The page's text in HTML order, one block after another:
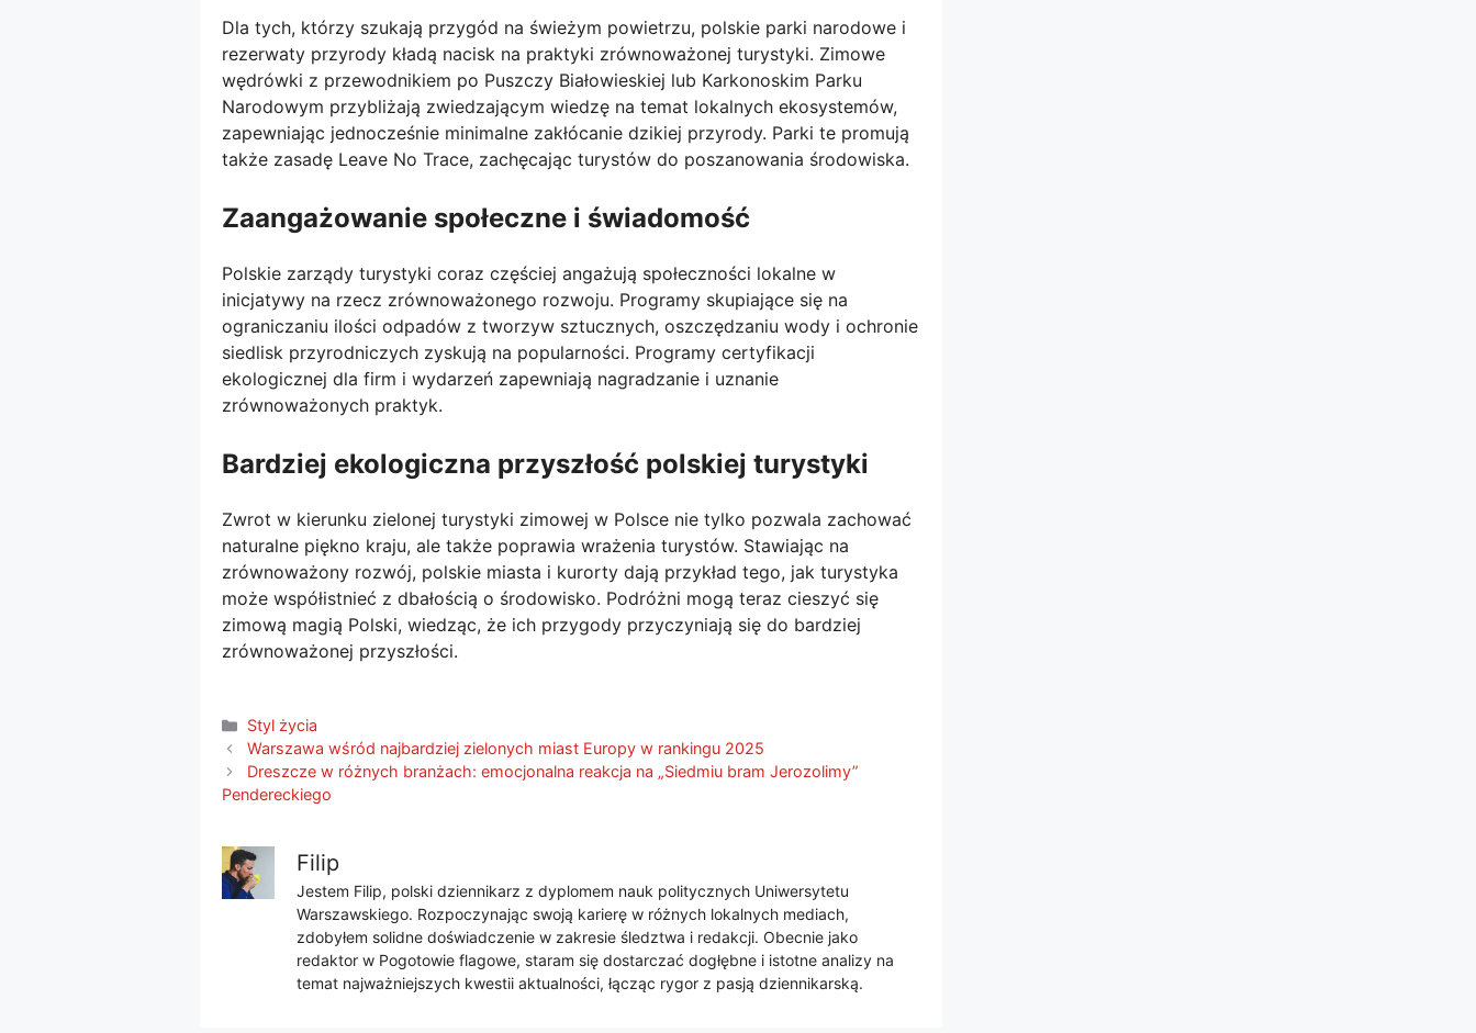
Dla tych, którzy szukają przygód na świeżym powietrzu, polskie parki narodowe i
rezerwaty przyrody kładą nacisk na praktyki zrównoważonej turystyki. Zimowe
wędrówki z przewodnikiem po Puszczy Białowieskiej lub Karkonoskim Parku
Narodowym przybliżają zwiedzającym wiedzę na temat lokalnych ekosystemów,
zapewniając jednocześnie minimalne zakłócanie dzikiej przyrody. Parki te promują
także zasadę Leave No Trace, zachęcając turystów do poszanowania środowiska.
Zaangażowanie społeczne i świadomość
Polskie zarządy turystyki coraz częściej angażują społeczności lokalne w
inicjatywy na rzecz zrównoważonego rozwoju. Programy skupiające się na
ograniczaniu ilości odpadów z tworzyw sztucznych, oszczędzaniu wody i ochronie
siedlisk przyrodniczych zyskują na popularności. Programy certyfikacji
ekologicznej dla firm i wydarzeń zapewniają nagradzanie i uznanie
zrównoważonych praktyk.
Bardziej ekologiczna przyszłość polskiej turystyki
Zwrot w kierunku zielonej turystyki zimowej w Polsce nie tylko pozwala zachować
naturalne piękno kraju, ale także poprawia wrażenia turystów. Stawiając na
zrównoważony rozwój, polskie miasta i kurorty dają przykład tego, jak turystyka
może współistnieć z dbałością o środowisko. Podróżni mogą teraz cieszyć się
zimową magią Polski, wiedząc, że ich przygody przyczyniają się do bardziej
zrównoważonej przyszłości.
Kategorie
Styl życia
Warszawa wśród najbardziej zielonych miast Europy w rankingu 2025
Dreszcze w różnych branżach: emocjonalna reakcja na „Siedmiu bram Jerozolimy”
Pendereckiego
Filip
Jestem Filip, polski dziennikarz z dyplomem nauk politycznych Uniwersytetu
Warszawskiego. Rozpoczynając swoją karierę w różnych lokalnych mediach,
zdobyłem solidne doświadczenie w zakresie śledztwa i redakcji. Obecnie jako
redaktor w Pogotowie flagowe, staram się dostarczać dogłębne i istotne analizy na
temat najważniejszych kwestii aktualności, łącząc rygor z pasją dziennikarską.